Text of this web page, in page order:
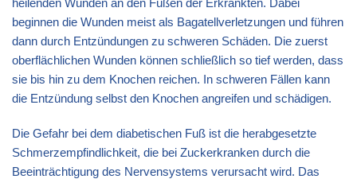
beginnen die Wunden meist als Bagatellverletzungen und führen
dann durch Entzündungen zu schweren Schäden. Die zuerst
oberflächlichen Wunden können schließlich so tief werden, dass
sie bis hin zu dem Knochen reichen. In schweren Fällen kann
die Entzündung selbst den Knochen angreifen und schädigen.
Die Gefahr bei dem diabetischen Fuß ist die herabgesetzte
Schmerzempfindlichkeit, die bei Zuckerkranken durch die
Beeinträchtigung des Nervensystems verursacht wird. Das